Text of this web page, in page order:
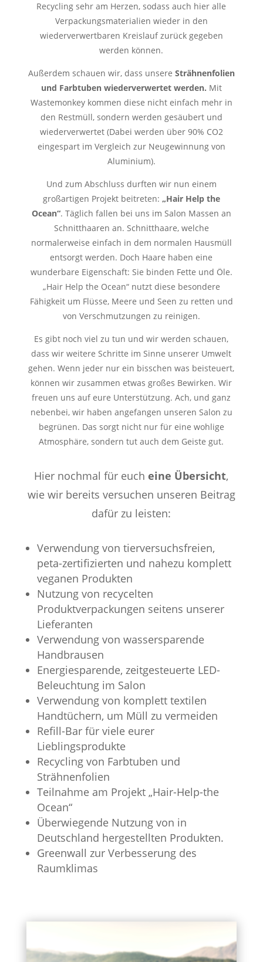
Recycling sehr am Herzen, sodass auch hier alle
Verpackungsmaterialien wieder in den
wiederverwertbaren Kreislauf zurück gegeben
werden können.
Außerdem schauen wir, dass unsere Strähnenfolien
und Farbtuben wiederverwertet werden. Mit
Wastemonkey kommen diese nicht einfach mehr in
den Restmüll, sondern werden gesäubert und
wiederverwertet (Dabei werden über 90% CO2
eingespart im Vergleich zur Neugewinnung von
Aluminium).
Und zum Abschluss durften wir nun einem
großartigen Projekt beitreten: „Hair Help the
Ocean“. Täglich fallen bei uns im Salon Massen an
Schnitthaaren an. Schnitthaare, welche
normalerweise einfach in dem normalen Hausmüll
entsorgt werden. Doch Haare haben eine
wunderbare Eigenschaft: Sie binden Fette und Öle.
„Hair Help the Ocean“ nutzt diese besondere
Fähigkeit um Flüsse, Meere und Seen zu retten und
von Verschmutzungen zu reinigen.
Es gibt noch viel zu tun und wir werden schauen,
dass wir weitere Schritte im Sinne unserer Umwelt
gehen. Wenn jeder nur ein bisschen was beisteuert,
können wir zusammen etwas großes Bewirken. Wir
freuen uns auf eure Unterstützung.Ach, und ganz
nebenbei, wir haben angefangen unseren Salon zu
begrünen. Das sorgt nicht nur für eine wohlige
Atmosphäre, sondern tut auch dem Geiste gut.
Hier nochmal für eucheine Übersicht,
wie wir bereits versuchen unseren Beitrag
dafür zu leisten:
Verwendung von tierversuchsfreien,
peta-zertifizierten und nahezu komplett
veganen Produkten
Nutzung von recycelten
Produktverpackungen seitens unserer
Lieferanten
Verwendung von wassersparende
Handbrausen
Energiesparende, zeitgesteuerte LED-
Beleuchtung im Salon
Verwendung von komplett textilen
Handtüchern, um Müll zu vermeiden
Refill-Bar für viele eurer
Lieblingsprodukte
Recycling von Farbtuben und
Strähnenfolien
Teilnahme am Projekt „Hair-Help-the
Ocean“
Überwiegende Nutzung von in
Deutschland hergestellten Produkten.
Greenwall zur Verbesserung des
Raumklimas